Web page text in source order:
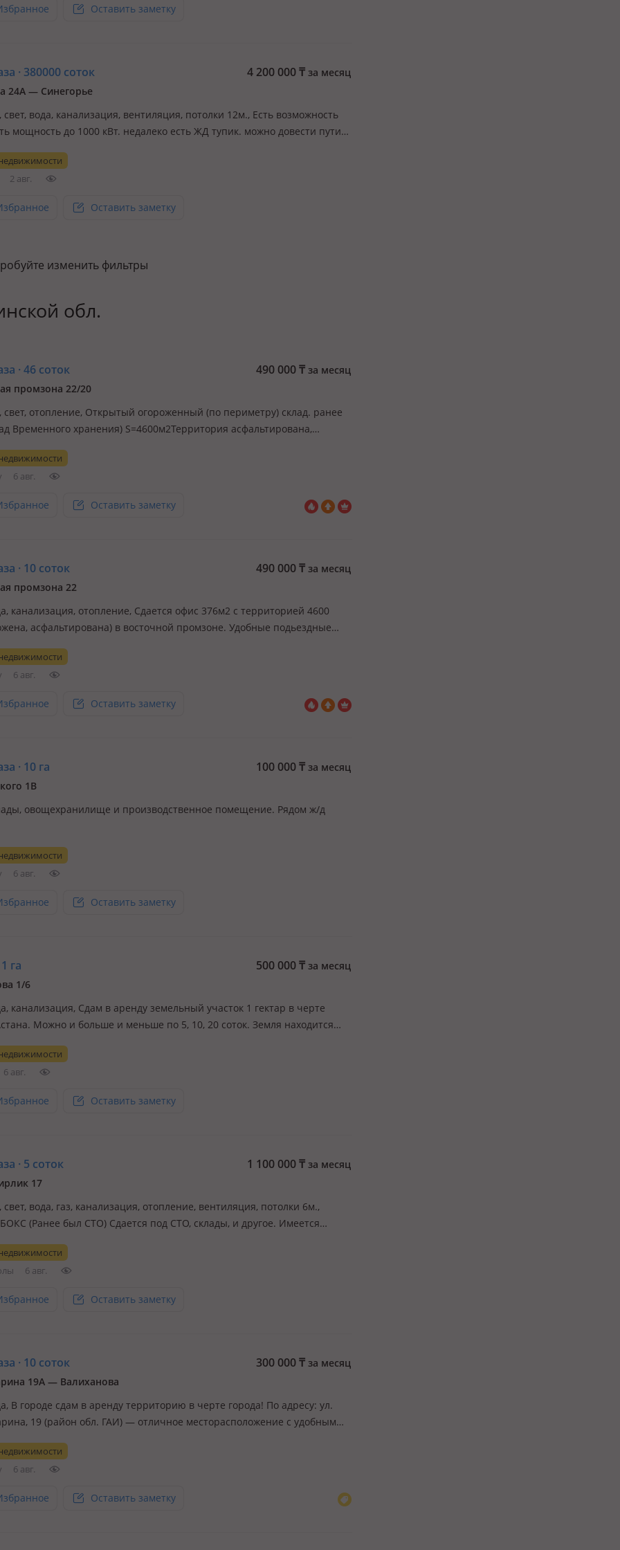
Оставить заметку
· 380000 соток 4 200 000₸ за месяц
24А — Синегорье
свет, вода, канализация, вентиляция, потолки 12м., Есть возможность
мощность до 1000 кВт. недалеко есть ЖД тупик. можно довести пути
2 авг.
Оставить заметку
изменить фильтры
обл.
· 46 соток 490 000₸ за месяц
промзона 22/20
свет, отопление, Открытый огороженный (по периметру) склад. ранее
Временного хранения) S=4600м2Территория асфальтирована,
освещение. Есть помещение для охраны и рабочих, удобно для
ав…
6 авг.
Оставить заметку
· 10 соток 490 000₸ за месяц
промзона 22
канализация, отопление, Сдается офис 376м2 с территорией 4600
асфальтирована) в восточной промзоне. Удобные подьездные
производственных и складских помещений на длительный
6 авг.
Оставить заметку
· 10 га 100 000₸ за месяц
1В
овощехранилище и производственное помещение. Рядом ж/д
6 авг.
Оставить заметку
га 500 000₸ за месяц
1/6
канализация, Сдам в аренду земельный участок 1 гектар в черте
Можно и больше и меньше по 5, 10, 20 соток. Земля находится
свет вода временные сооружения. Подходит под любой бизнес.
6 авг.
Оставить заметку
· 5 соток 1 100 000₸ за месяц
17
свет, вода, газ, канализация, отопление, вентиляция, потолки 6м.,
(Ранее был СТО) Сдается под СТО, склады, и другое. Имеется
2 этажа, на 2 этаже две комнаты, одна под офис, а вторая свобо…
6 авг.
Оставить заметку
· 10 соток 300 000₸ за месяц
19А — Валиханова
В городе сдам в аренду территорию в черте города! По адресу: ул.
19 (район обл. ГАИ) — отличное месторасположение с удобным
подходит для: Автосервиса (СТО) Автомагазина Стоянки Склада…
6 авг.
Оставить заметку